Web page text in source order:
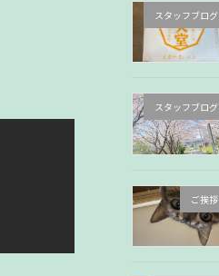
スタッフブログ
スタッフブログ
ご挨拶